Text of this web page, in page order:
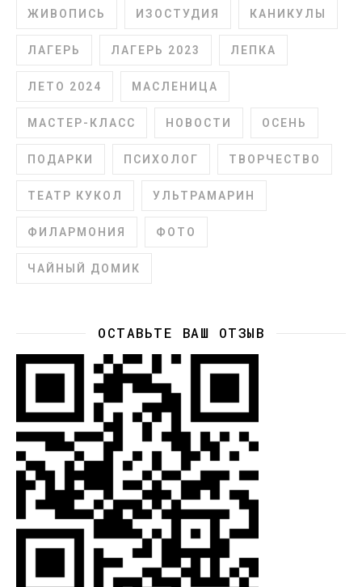
ЖИВОПИСЬ ИЗОСТУДИЯ КАНИКУЛЫ
ЛАГЕРЬ ЛАГЕРЬ 2023 ЛЕПКА
ЛЕТО 2024 МАСЛЕНИЦА
МАСТЕР-КЛАСС НОВОСТИ ОСЕНЬ
ПОДАРКИ ПСИХОЛОГ ТВОРЧЕСТВО
ТЕАТР КУКОЛ УЛЬТРАМАРИН
ФИЛАРМОНИЯ ФОТО
ЧАЙНЫЙ ДОМИК
ОСТАВЬТЕ ВАШ ОТЗЫВ